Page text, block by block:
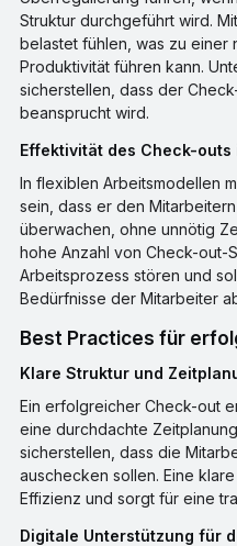
Struktur durchgeführt wird.
belastet fühlen, was zu einer
Produktivität führen kann.
sicherstellen, dass der
beansprucht wird.
Effektivität des Check-
In flexiblen Arbeitsmodellen
sein, dass er den
überwachen, ohne unnötig
hohe Anzahl von Check-out-
Arbeitsprozess stören und
Bedürfnisse der Mitarbeiter
Best Practices für
Klare Struktur und
Ein erfolgreicher Check-out
eine durchdachte
sicherstellen, dass die
auschecken sollen. Eine
Effizienz und sorgt für eine
Digitale Unterstützung für